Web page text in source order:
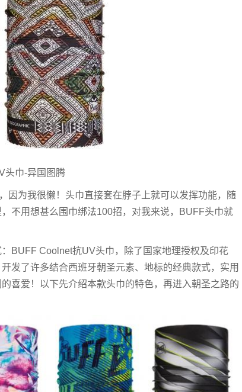
头巾-异国图腾
因为我很懒！头巾直接套在脖子上就可以发挥功能，随
不用想甚么围巾绑法100招，对我来说，BUFF头巾就
BUFF Coolnet抗UV头巾，除了国家地理授权及印花
发了许多结合西班牙朝圣元素、地标的经典款式，实用
喜爱！以下先介绍本款头巾的特色，再进入朝圣之路的